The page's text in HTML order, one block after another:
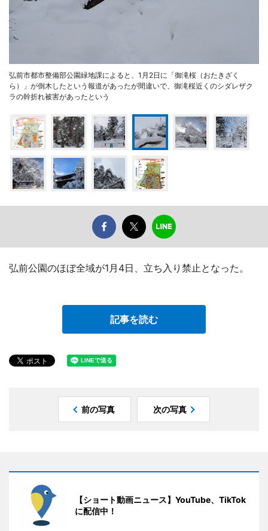
弘前市都市整備部公園緑地課によると、1月2日に「御滝桜（おたきざく
ら）」が倒木したという報道があったが間違いで、御滝桜近くのシダレザク
ラの幹折れ被害があったという
弘前公園のほぼ全域が1月4日、立ち入り禁止となった。
記事を読む
前の写真 次の写真
【ショート動画ニュース】YouTube、TikTok
に配信中！